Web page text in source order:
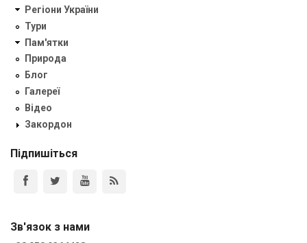
Регіони України
Тури
Пам'ятки
Природа
Блог
Галереї
Відео
Закордон
Підпишіться
Зв'язок з нами